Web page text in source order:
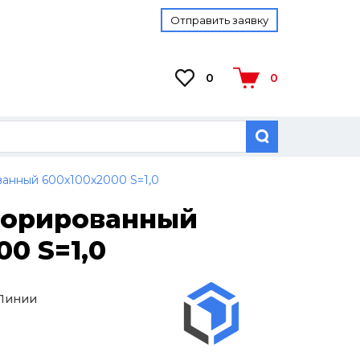
Отправить заявку
0 0
600х100х2000 S=1,0
S=1,0